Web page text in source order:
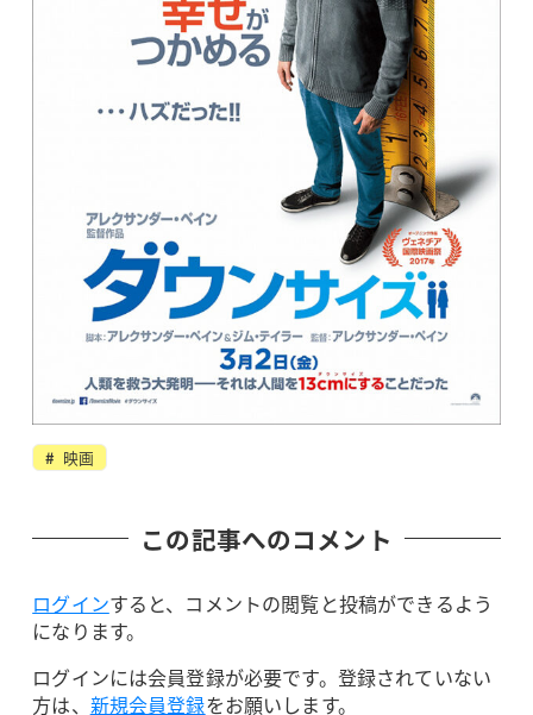
映画
この記事へのコメント
ログインすると、コメントの閲覧と投稿ができるよう
になります。
ログインには会員登録が必要です。登録されていない
方は、 新規会員登録をお願いします。